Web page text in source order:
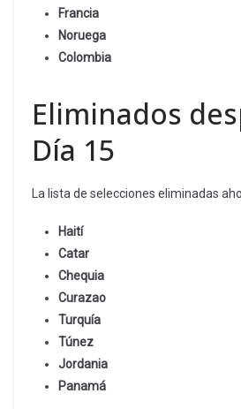
Francia
Noruega
Colombia
Eliminados
Día 15
La lista de selecciones eliminadas
Haití
Catar
Chequia
Curazao
Turquía
Túnez
Jordania
Panamá